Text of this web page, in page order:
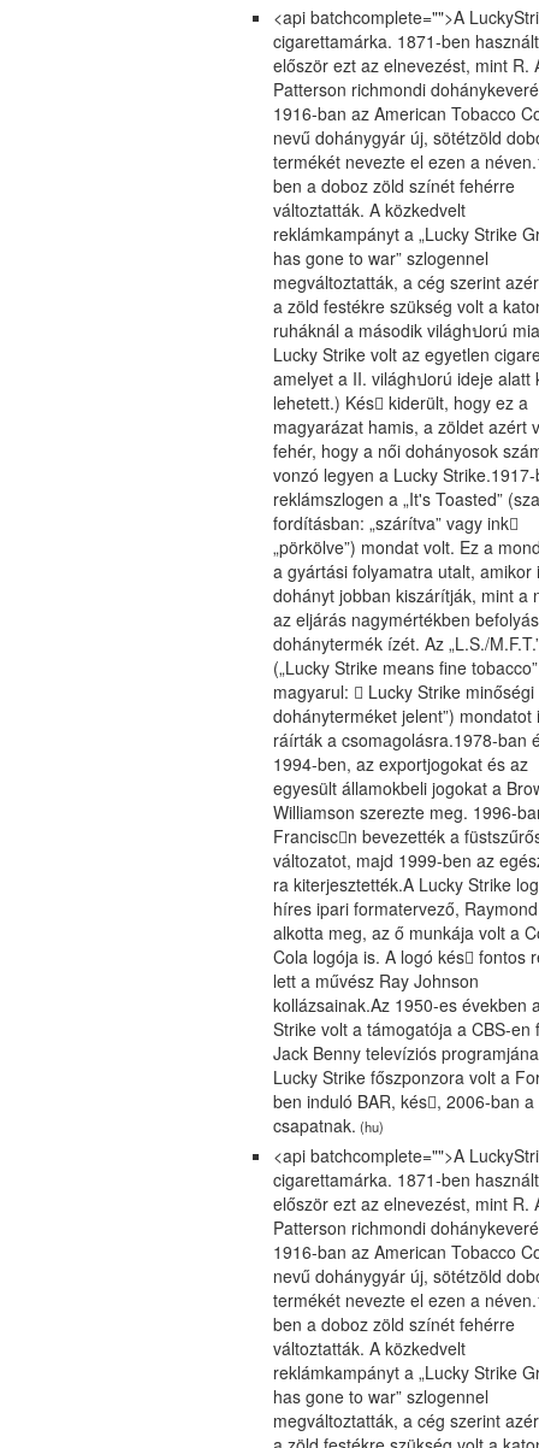
<api batchcomplete="">A
cigarettamárka. 1871-ben
először ezt az elnevezést, mint R.
Patterson richmondi
1916-ban az American Tobacco
nevű dohánygyár új, sötétzöld
termékét nevezte el ezen a
ben a doboz zöld színét fehérre
változtatták. A közkedvelt
reklámkampányt a „Lucky Strike
has gone to war” szlogennel
megváltoztatták, a cég szerint
a zöld festékre szükség volt a
ruháknál a második világhปorú
Lucky Strike volt az egyetlen
amelyet a II. világhปorú ideje alatt
lehetett.) Kés𕆻 kiderült, hogy ez a
magyarázat hamis, a zöldet azért
fehér, hogy a női dohányosok
vonzó legyen a Lucky
reklámszlogen a „It's Toasted”
fordításban: „szárítva” vagy ink
„pörkölve”) mondat volt. Ez a
a gyártási folyamatra utalt, amikor
dohányt jobban kiszárítják, mint a
az eljárás nagymértékben
dohánytermék ízét. Az „L.S./
(„Lucky Strike means fine
magyarul: 𠇪 Lucky Strike minőségi
dohányterméket jelent”) mondatot
ráírták a csomagolásra.1978-ban
1994-ben, az exportjogokat és az
egyesült államokbeli jogokat a
Williamson szerezte meg. 1996-
Franciscn bevezették a
változatot, majd 1999-ben az
ra kiterjesztették.A Lucky Strike
híres ipari formatervező,
alkotta meg, az ő munkája volt a
Cola logója is. A logó kés𕆻 fontos
lett a művész Ray Johnson
kollázsainak.Az 1950-es években
Strike volt a támogatója a CBS-en
Jack Benny televíziós
Lucky Strike főszponzora volt a
ben induló BAR, kés𕆻, 2006-ban
csapatnak. (hu)
<api batchcomplete="">A
cigarettamárka. 1871-ben
először ezt az elnevezést, mint R.
Patterson richmondi
1916-ban az American Tobacco
nevű dohánygyár új, sötétzöld
termékét nevezte el ezen a
ben a doboz zöld színét fehérre
változtatták. A közkedvelt
reklámkampányt a „Lucky Strike
has gone to war” szlogennel
megváltoztatták, a cég szerint